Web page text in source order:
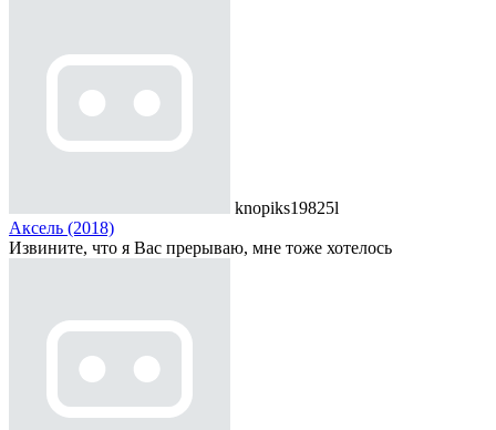
knopiks19825l
Аксель (2018)
Извините, что я Вас прерываю, мне тоже хотелось